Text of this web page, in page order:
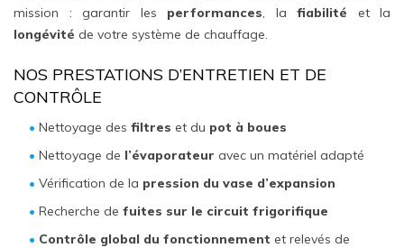
mission : garantir les performances , la fiabilité et la
longévité de votre système de chauffage.
NOS PRESTATIONS D’ENTRETIEN ET DE
CONTRÔLE
Nettoyage des filtres et du pot à boues
Nettoyage de l’évaporateur avec un matériel adapté
Vérification de la pression du vase d’expansion
Recherche de fuites sur le circuit frigorifique
Contrôle global du fonctionnement et relevés de